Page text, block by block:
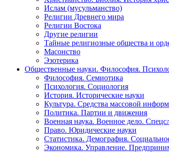
Ислам (мусульманство)
Религии Древнего мира
Религии Востока
Другие религии
Тайные религиозные общества и
Масонство
Эзотерика
Общественные науки. Философия.
Философия. Семиотика
Психология. Социология
История. Исторические науки
Культура. Средства массовой
Политика. Партии и движения
Военная наука. Военное дело.
Право. Юридические науки
Статистика. Демография.
Экономика. Управление.